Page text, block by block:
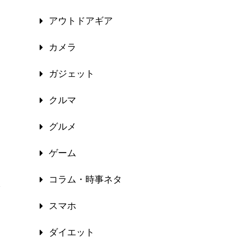
アウトドアギア
カメラ
ガジェット
クルマ
グルメ
ゲーム
コラム・時事ネタ
スマホ
ダイエット